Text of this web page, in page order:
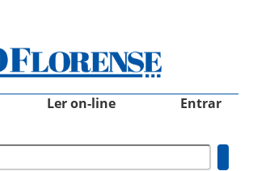
Ler on-line Entrar